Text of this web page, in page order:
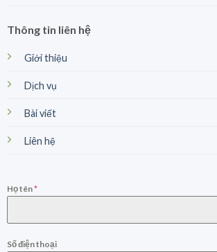
Thông tin liên hệ
Giới thiệu
Dịch vụ
Bài viết
Liên hệ
Họ tên*
Số điện thoại